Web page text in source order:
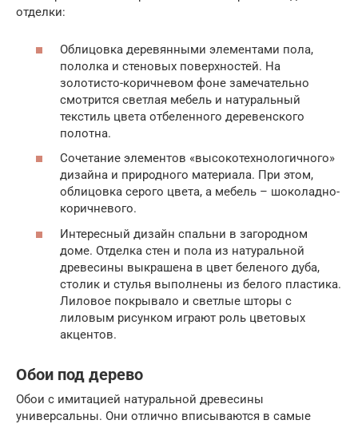
отделки:
Облицовка деревянными элементами пола,
пололка и стеновых поверхностей. На
золотисто-коричневом фоне замечательно
смотрится светлая мебель и натуральный
текстиль цвета отбеленного деревенского
полотна.
Сочетание элементов «высокотехнологичного»
дизайна и природного материала. При этом,
облицовка серого цвета, а мебель – шоколадно-
коричневого.
Интересный дизайн спальни в загородном
доме. Отделка стен и пола из натуральной
древесины выкрашена в цвет беленого дуба,
столик и стулья выполнены из белого пластика.
Лиловое покрывало и светлые шторы с
лиловым рисунком играют роль цветовых
акцентов.
Обои под дерево
Обои с имитацией натуральной древесины
универсальны. Они отлично вписываются в самые